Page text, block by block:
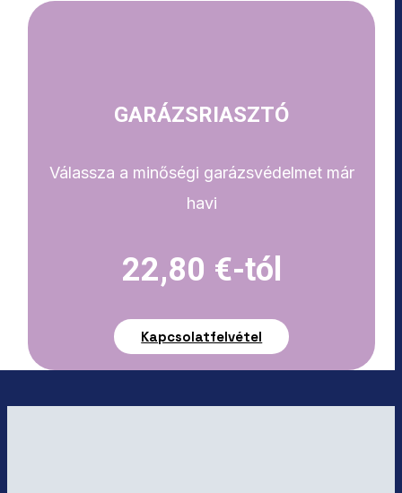
GARÁZSRIASZTÓ
Válassza a minőségi garázsvédelmet már
havi
22,80 €-tól
Kapcsolatfelvétel